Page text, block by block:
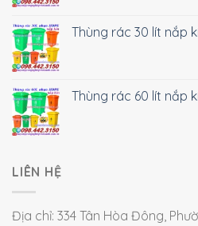
Thùng rác 30 lít nắp
Thùng rác 60 lít nắp
LIÊN HỆ
Địa chỉ: 334 Tân Hòa Đông,